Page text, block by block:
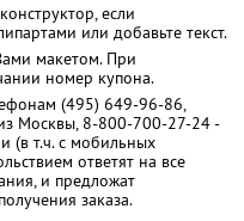
если
или добавьте текст.
макетом. При
номер купона.
(495) 649-96-86,
Москвы, 8-800-700-27-24 -
(в т.ч. с мобильных
ответят на все
и предложат
заказа.